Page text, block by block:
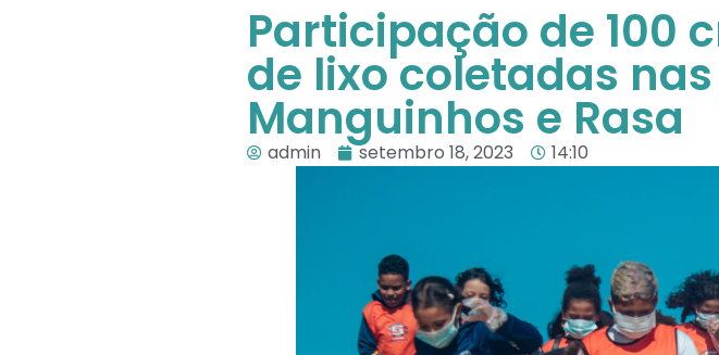
Participação de 100
de lixo coletadas
Manguinhos e Rasa
admin setembro 18, 2023 14:10